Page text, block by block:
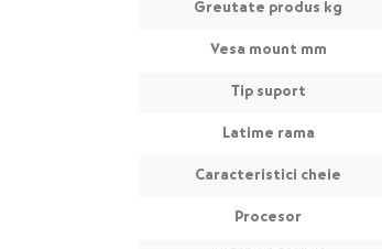
Greutate produs kg
Vesa mount mm
Tip suport
Latime rama
Caracteristici cheie
Procesor